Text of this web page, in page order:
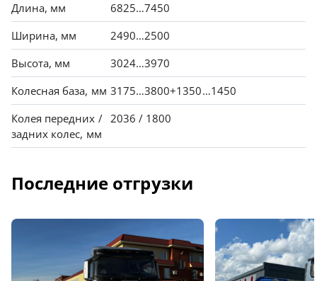
Длина, мм
6825…7450
Ширина, мм
2490…2500
Высота, мм
3024…3970
Колесная база, мм 3175…3800+1350…1450
Колея передних /
задних колес, мм
2036 / 1800
Последние отгрузки